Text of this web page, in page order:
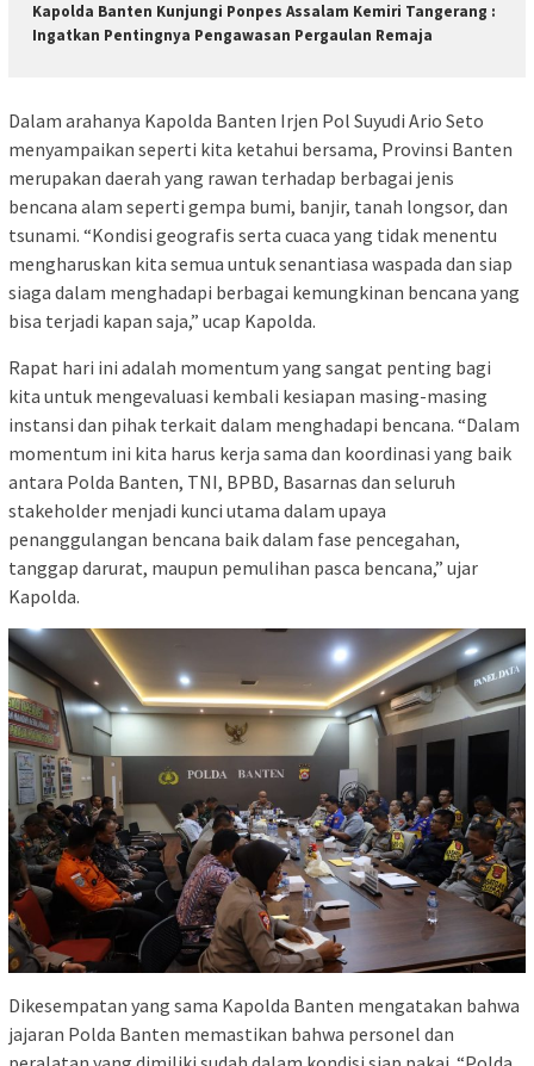
Kapolda Banten Kunjungi Ponpes Assalam Kemiri Tangerang :
Ingatkan Pentingnya Pengawasan Pergaulan Remaja
Dalam arahanya Kapolda Banten Irjen Pol Suyudi Ario Seto
menyampaikan seperti kita ketahui bersama, Provinsi Banten
merupakan daerah yang rawan terhadap berbagai jenis
bencana alam seperti gempa bumi, banjir, tanah longsor, dan
tsunami. “Kondisi geografis serta cuaca yang tidak menentu
mengharuskan kita semua untuk senantiasa waspada dan siap
siaga dalam menghadapi berbagai kemungkinan bencana yang
bisa terjadi kapan saja,” ucap Kapolda.
Rapat hari ini adalah momentum yang sangat penting bagi
kita untuk mengevaluasi kembali kesiapan masing-masing
instansi dan pihak terkait dalam menghadapi bencana. “Dalam
momentum ini kita harus kerja sama dan koordinasi yang baik
antara Polda Banten, TNI, BPBD, Basarnas dan seluruh
stakeholder menjadi kunci utama dalam upaya
penanggulangan bencana baik dalam fase pencegahan,
tanggap darurat, maupun pemulihan pasca bencana,” ujar
Kapolda.
Dikesempatan yang sama Kapolda Banten mengatakan bahwa
jajaran Polda Banten memastikan bahwa personel dan